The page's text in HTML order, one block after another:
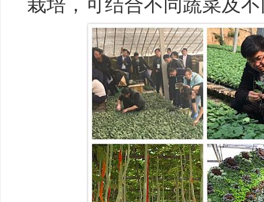
栽培，可结合不同蔬菜及